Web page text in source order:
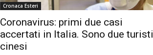
Cronaca Esteri
Coronavirus: primi due casi
accertati in Italia. Sono due turisti
cinesi